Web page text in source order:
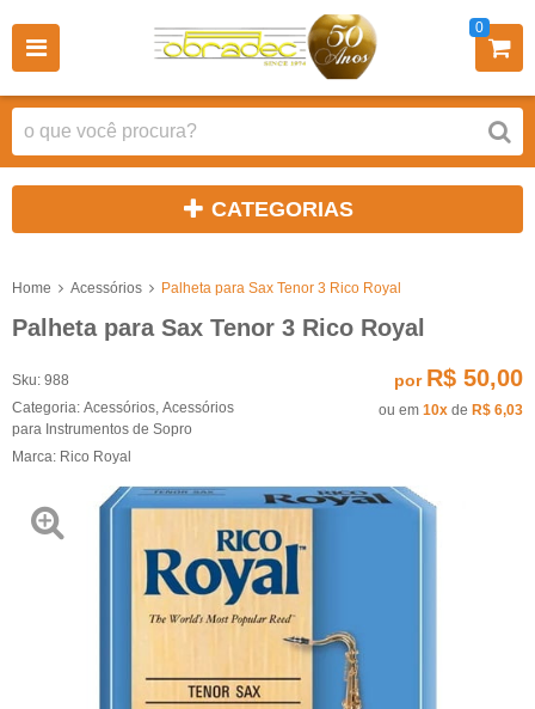
0
CATEGORIAS
Home Acessórios Palheta para Sax Tenor 3 Rico Royal
Palheta para Sax Tenor 3 Rico Royal
Sku: 988
Categoria: Acessórios Acessórios
para Instrumentos de Sopro
Marca: Rico Royal
por R$ 50,00
ou em 10x de R$ 6,03